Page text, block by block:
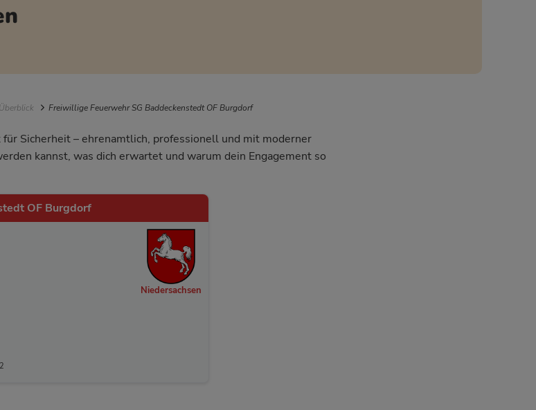
Freiwillige Feuerwehr SG Baddeckenstedt OF Burgdorf
Sicherheit – ehrenamtlich, professionell und mit moderner
kannst, was dich erwartet und warum dein Engagement so
OF Burgdorf
2
Niedersachsen